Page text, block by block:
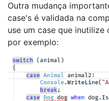
Outra mudança
case's é validada na
use um case que inutilize
por exemplo: